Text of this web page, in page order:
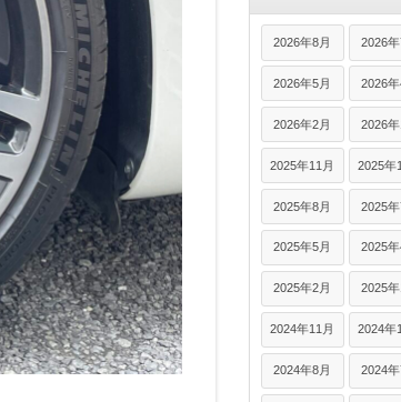
2026年8月 2026年
2026年5月 2026年
2026年2月 2026年
2025年11月 2025年
2025年8月 2025年
2025年5月 2025年
2025年2月 2025年
2024年11月 2024年
2024年8月 2024年